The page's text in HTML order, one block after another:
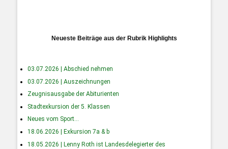
Neueste Beiträge aus der Rubrik Highlights
03.07.2026 | Abschied nehmen
03.07.2026 | Auszeichnungen
Zeugnisausgabe der Abiturienten
Stadtexkursion der 5. Klassen
Neues vom Sport…
18.06.2026 | Exkursion 7a & b
18.05.2026 | Lenny Roth ist Landesdelegierter des